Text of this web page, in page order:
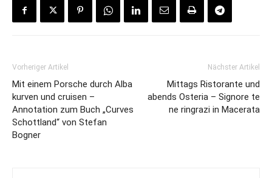
Vorheriger Artikel
Mit einem Porsche durch Alba
kurven und cruisen –
Annotation zum Buch „Curves
Schottland“ von Stefan
Bogner
Nächster Artikel
Mittags Ristorante und
abends Osteria – Signore te
ne ringrazi in Macerata